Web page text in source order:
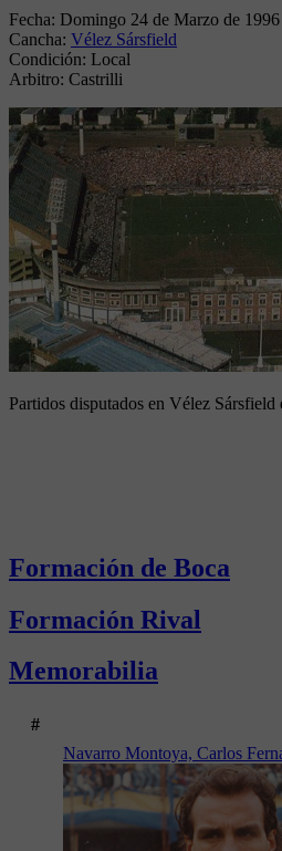
Fecha: Domingo 24 de Marzo de 1996
Cancha: Vélez Sársfield
Condición: Local
Arbitro: Castrilli
Partidos disputados en Vélez
Formación de Boca
Formación Rival
Memorabilia
#
Navarro Montoya, Carlos